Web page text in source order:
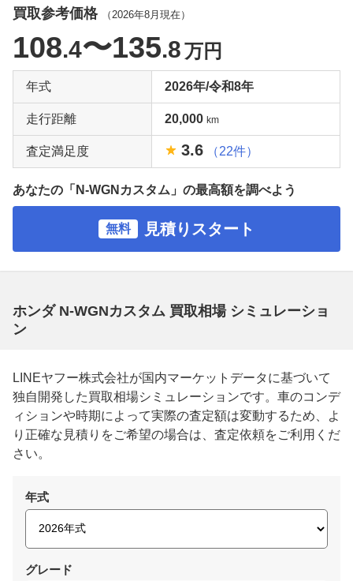
買取参考価格 （ 2026年8月 現在）
108.4〜135.8万円
年式 2026年/令和8年
走行距離 20,000 km
査定満足度 3.6 （22件）
あなたの「N-WGNカスタム」の最高額を調べよう
無料 見積りスタート
ホンダ N-WGNカスタム 買取相場 シミュレーショ
ン
LINEヤフー株式会社が国内マーケットデータに基づいて
独自開発した買取相場シミュレーションです。車のコンデ
ィションや時期によって実際の査定額は変動するため、よ
り正確な見積りをご希望の場合は、査定依頼をご利用くだ
さい。
年式
グレード